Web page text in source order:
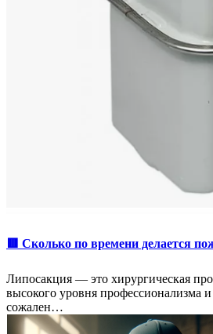
🟥 Сколько по времени делается
Липосакция — это хирургическая
высокого уровня профессионализма
сожален…